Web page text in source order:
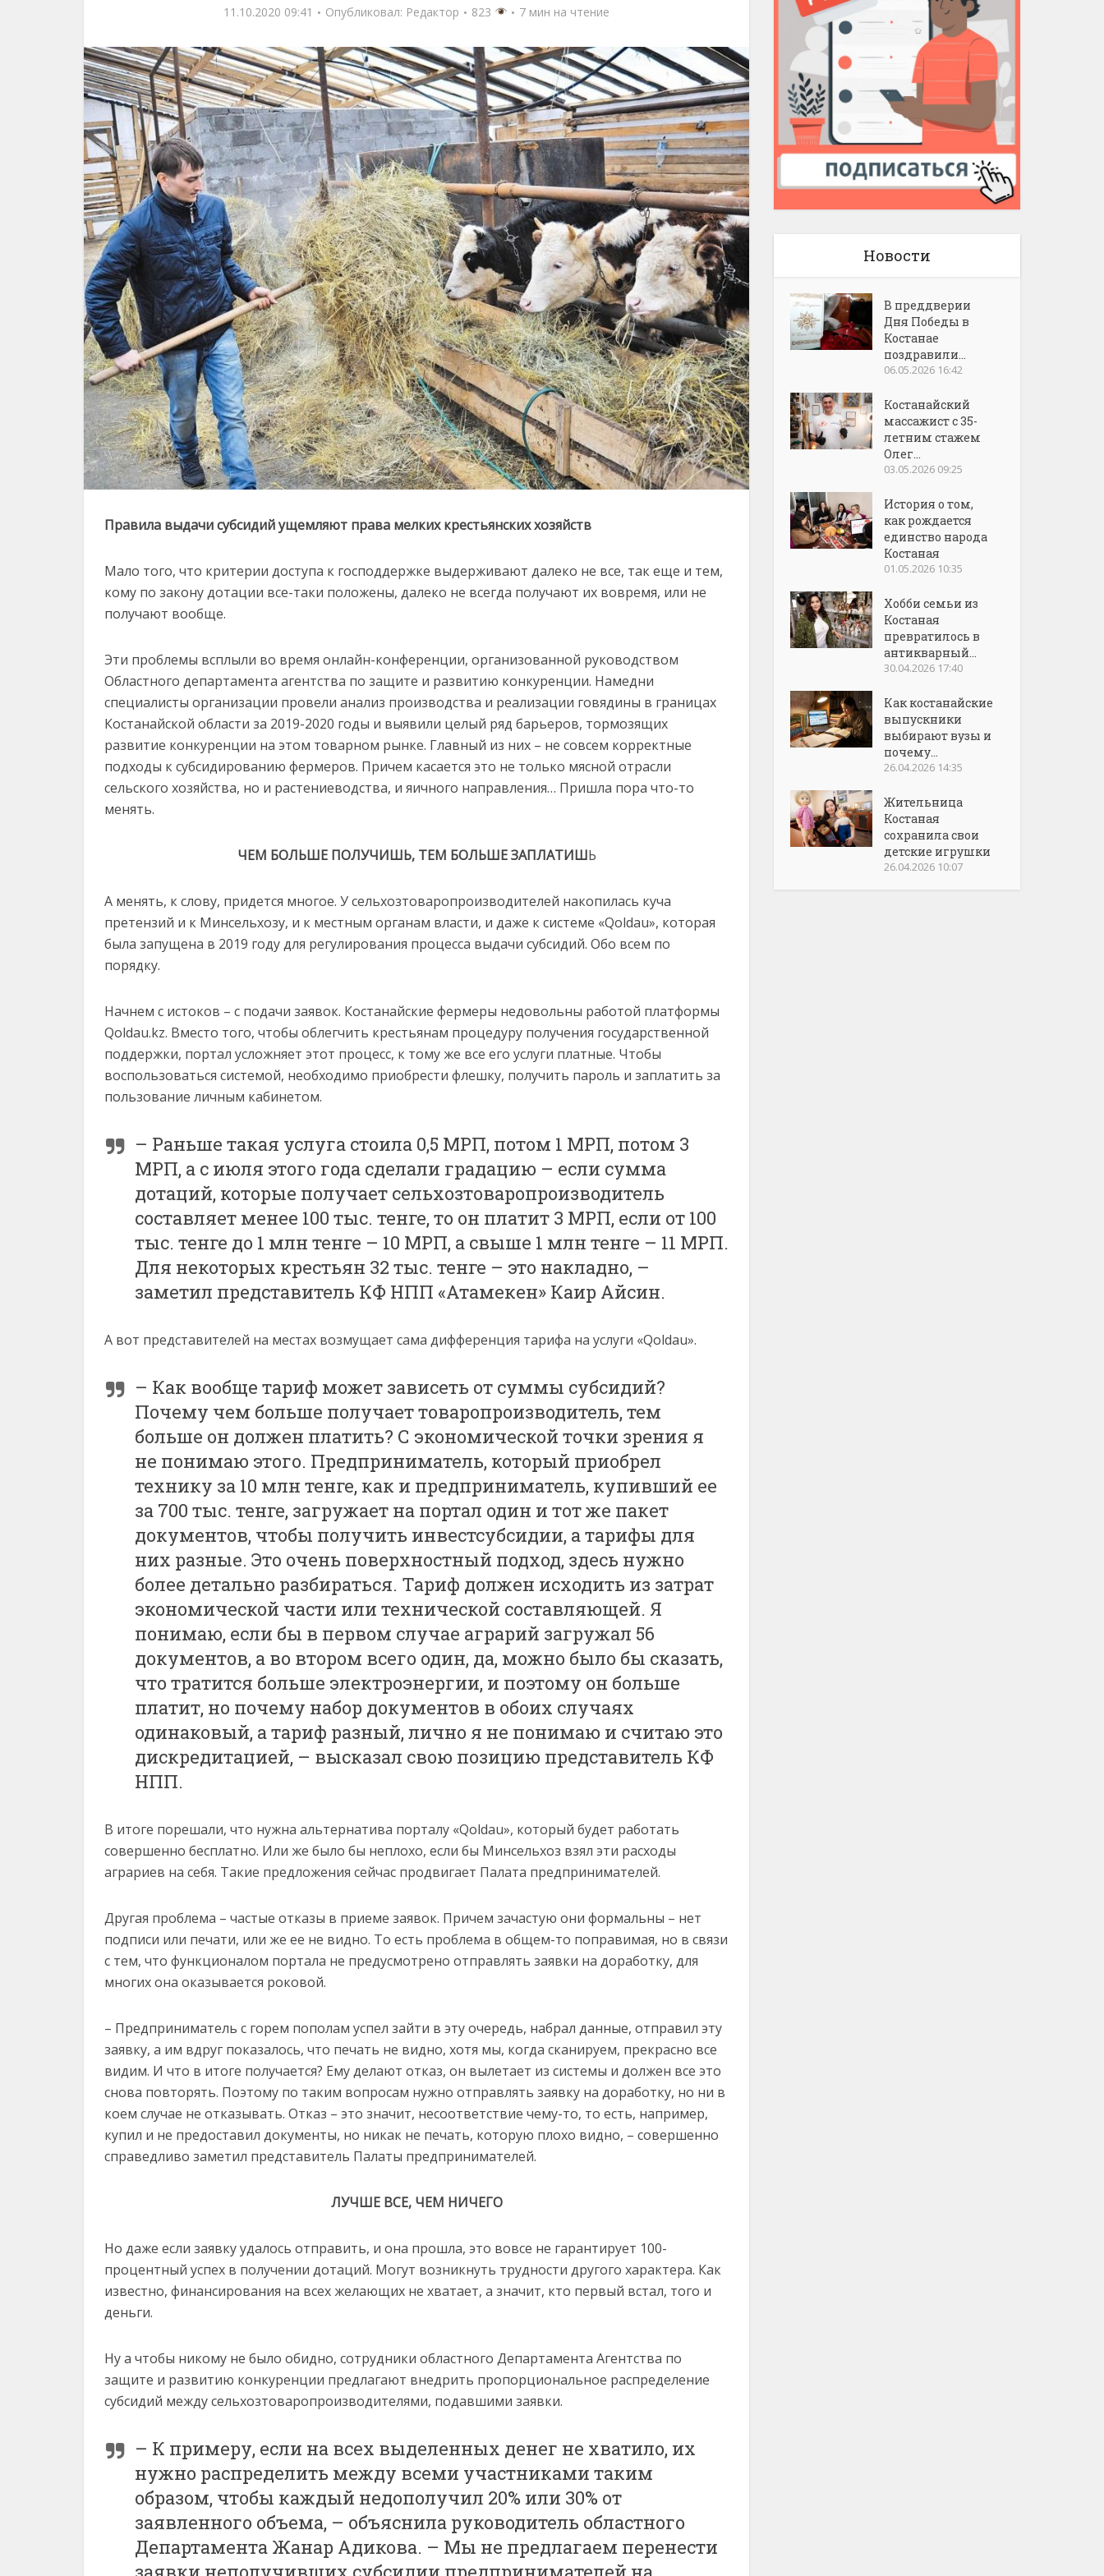
11.10.2020 09:41 Опубликовал: Редактор 823 7 мин на чтение
Правила выдачи субсидий ущемляют права мелких крестьянских хозяйств
Мало того, что критерии доступа к господдержке выдерживают далеко не все, так еще и тем,
кому по закону дотации все-таки положены, далеко не всегда получают их вовремя, или не
получают вообще.
Эти проблемы всплыли во время онлайн-конференции, организованной руководством
Областного департамента агентства по защите и развитию конкуренции. Намедни
специалисты организации провели анализ производства и реализации говядины в границах
Костанайской области за 2019-2020 годы и выявили целый ряд барьеров, тормозящих
развитие конкуренции на этом товарном рынке. Главный из них – не совсем корректные
подходы к субсидированию фермеров. Причем касается это не только мясной отрасли
сельского хозяйства, но и растениеводства, и яичного направления… Пришла пора что-то
менять.
ЧЕМ БОЛЬШЕ ПОЛУЧИШЬ, ТЕМ БОЛЬШЕ ЗАПЛАТИШЬ
А менять, к слову, придется многое. У сельхозтоваропроизводителей накопилась куча
претензий и к Минсельхозу, и к местным органам власти, и даже к системе «Qoldau», которая
была запущена в 2019 году для регулирования процесса выдачи субсидий. Обо всем по
порядку.
Начнем с истоков – с подачи заявок. Костанайские фермеры недовольны работой платформы
Qoldau.kz. Вместо того, чтобы облегчить крестьянам процедуру получения государственной
поддержки, портал усложняет этот процесс, к тому же все его услуги платные. Чтобы
воспользоваться системой, необходимо приобрести флешку, получить пароль и заплатить за
пользование личным кабинетом.
– Раньше такая услуга стоила 0,5 МРП, потом 1 МРП, потом 3
МРП, а с июля этого года сделали градацию – если сумма
дотаций, которые получает сельхозтоваропроизводитель
составляет менее 100 тыс. тенге, то он платит 3 МРП, если от 100
тыс. тенге до 1 млн тенге – 10 МРП, а свыше 1 млн тенге – 11 МРП.
Для некоторых крестьян 32 тыс. тенге – это накладно, –
заметил представитель КФ НПП «Атамекен» Каир Айсин.
А вот представителей на местах возмущает сама дифференция тарифа на услуги «Qoldau».
– Как вообще тариф может зависеть от суммы субсидий?
Почему чем больше получает товаропроизводитель, тем
больше он должен платить? С экономической точки зрения я
не понимаю этого. Предприниматель, который приобрел
технику за 10 млн тенге, как и предприниматель, купивший ее
за 700 тыс. тенге, загружает на портал один и тот же пакет
документов, чтобы получить инвестсубсидии, а тарифы для
них разные. Это очень поверхностный подход, здесь нужно
более детально разбираться. Тариф должен исходить из затрат
экономической части или технической составляющей. Я
понимаю, если бы в первом случае аграрий загружал 56
документов, а во втором всего один, да, можно было бы сказать,
что тратится больше электроэнергии, и поэтому он больше
платит, но почему набор документов в обоих случаях
одинаковый, а тариф разный, лично я не понимаю и считаю это
дискредитацией, – высказал свою позицию представитель КФ
НПП.
В итоге порешали, что нужна альтернатива порталу «Qoldau», который будет работать
совершенно бесплатно. Или же было бы неплохо, если бы Минсельхоз взял эти расходы
аграриев на себя. Такие предложения сейчас продвигает Палата предпринимателей.
Другая проблема – частые отказы в приеме заявок. Причем зачастую они формальны – нет
подписи или печати, или же ее не видно. То есть проблема в общем-то поправимая, но в связи
с тем, что функционалом портала не предусмотрено отправлять заявки на доработку, для
многих она оказывается роковой.
– Предприниматель с горем пополам успел зайти в эту очередь, набрал данные, отправил эту
заявку, а им вдруг показалось, что печать не видно, хотя мы, когда сканируем, прекрасно все
видим. И что в итоге получается? Ему делают отказ, он вылетает из системы и должен все это
снова повторять. Поэтому по таким вопросам нужно отправлять заявку на доработку, но ни в
коем случае не отказывать. Отказ – это значит, несоответствие чему-то, то есть, например,
купил и не предоставил документы, но никак не печать, которую плохо видно, – совершенно
справедливо заметил представитель Палаты предпринимателей.
ЛУЧШЕ ВСЕ, ЧЕМ НИЧЕГО
Но даже если заявку удалось отправить, и она прошла, это вовсе не гарантирует 100-
процентный успех в получении дотаций. Могут возникнуть трудности другого характера. Как
известно, финансирования на всех желающих не хватает, а значит, кто первый встал, того и
деньги.
Ну а чтобы никому не было обидно, сотрудники областного Департамента Агентства по
защите и развитию конкуренции предлагают внедрить пропорциональное распределение
субсидий между сельхозтоваропроизводителями, подавшими заявки.
– К примеру, если на всех выделенных денег не хватило, их
нужно распределить между всеми участниками таким
образом, чтобы каждый недополучил 20% или 30% от
заявленного объема, – объяснила руководитель областного
Департамента Жанар Адикова. – Мы не предлагаем перенести
Новости
В преддверии
Дня Победы в
Костанае
поздравили...
06.05.2026 16:42
Костанайский
массажист с 35-
летним стажем
Олег...
03.05.2026 09:25
История о том,
как рождается
единство народа
Костаная
01.05.2026 10:35
Хобби семьи из
Костаная
превратилось в
антикварный...
30.04.2026 17:40
Как костанайские
выпускники
выбирают вузы и
почему...
26.04.2026 14:35
Жительница
Костаная
сохранила свои
детские игрушки
26.04.2026 10:07